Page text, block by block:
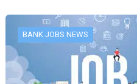
BANK JOBS NEWS